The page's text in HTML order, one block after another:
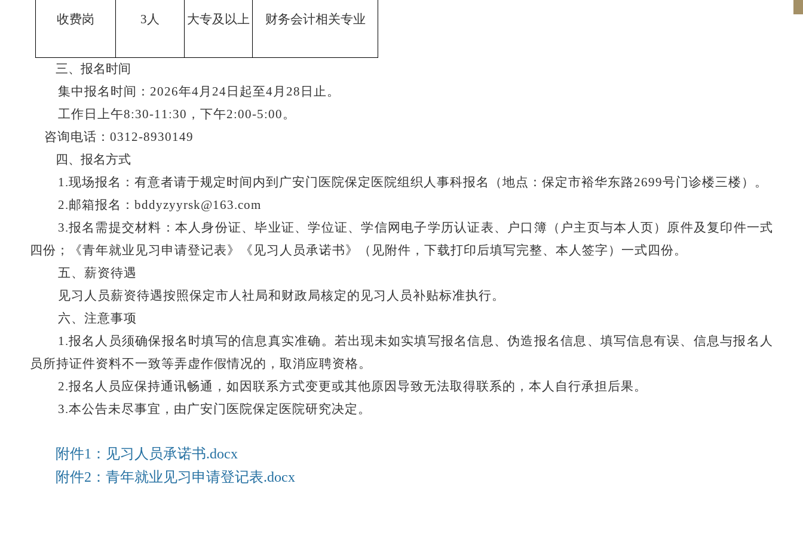
收费岗 3人 大专及以上 财务会计相关专业
三、报名时间
集中报名时间： 2026年4月 24 日起至4月 28 日止。
工作日 上午8:30-11:30 ， 下午2:00-5:00。
咨询电话： 0312-8930149
四、报名方式
1.现场报名：有意者请于规定时间内到 广安门医院保定医院组织 人事科报名 （地点：保定市裕华东路2699号门诊楼三楼） 。
2.邮箱报名：bddyzyyrsk@163.com
3.报名 需提交材料：本人身份证、毕业证、学位证、学信网电子学历认证表、户口簿（户主页与本人页）原件及复印件一式
四份；《青年就业见习申请登记表》《见习人员承诺书》（见附件，下载打印后填写完整、本人签字）一式四份。
五、 薪资待遇
见习人员薪资待遇按照保定市人社局和财政局核定的见习人员补贴标准执行。
六、 注意事项
1.报名人员须确保报名时填写的信息真实准确。若出现未如实填写报名信息、伪造报名信息、填写信息有误、信息与报名人
员所持证件资料不一致等弄虚作假情况的，取消应聘资格。
2.报名人员应保持通讯畅通，如因联系方式变更或其他原因导致无法取得联系的，本人自行承担后果。
3.本公告未尽事宜，由 广安门医院保定医院研究决定。
附件1：见习人员承诺书.docx
附件2：青年就业见习申请登记表.docx